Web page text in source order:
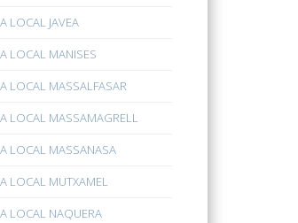
LOCAL JAVEA
LOCAL MANISES
LOCAL MASSALFASAR
LOCAL MASSAMAGRELL
LOCAL MASSANASA
LOCAL MUTXAMEL
LOCAL NAQUERA